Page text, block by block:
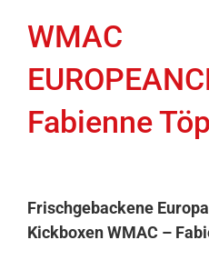
WMAC
Fabienne
Frischgebackene
Kickboxen WMAC –